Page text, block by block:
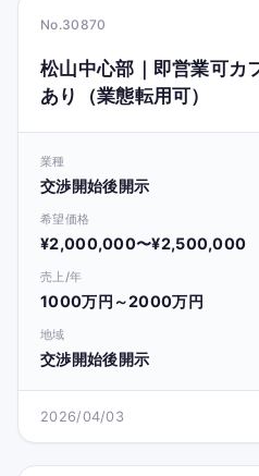
No.30870
松山中心部｜即営業可カ
あり（業態転用可）
業種
交渉開始後開示
希望価格
¥2,000,000〜¥2,500,000
売上/年
1000万円～2000万円
地域
交渉開始後開示
2026/04/03